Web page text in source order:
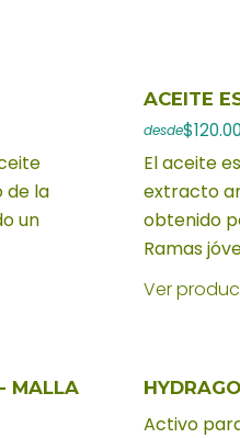
de la
un
ACEITE
desde
El aceite
extracto
obtenido
Ramas
Ver
MALLA
Activo